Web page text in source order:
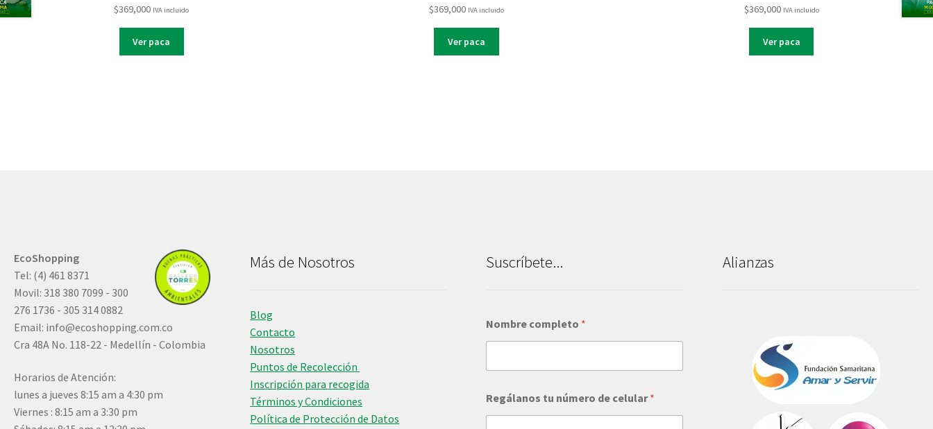
$369,000 IVA incluido
Ver paca
$369,000 IVA incluido
Ver paca
$369,000 IVA incluido
Ver paca
EcoShopping
Tel: (4) 461 8371
Movil: 318 380 7099 - 300
276 1736 - 305 314 0882
Email: info@ecoshopping.com.co
Cra 48A No. 118-22 - Medellín - Colombia
Horarios de Atención:
lunes a jueves 8:15 am a 4:30 pm
Viernes : 8:15 am a 3:30 pm
Más de Nosotros
Blog
Contacto
Nosotros
Puntos de Recolección
Inscripción para recogida
Términos y Condiciones
Política de Protección de Datos
Suscríbete...
Nombre completo *
Regálanos tu número de celular*
Alianzas